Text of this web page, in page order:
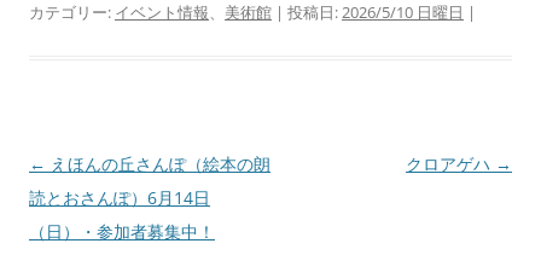
カテゴリー: イベント情報、 美術館 | 投稿日:2026/5/10 日曜日 |
投
稿
ナ
← えほんの丘さんぽ（絵本の朗
読とおさんぽ）6月14日
（日）・参加者募集中！
クロアゲハ →